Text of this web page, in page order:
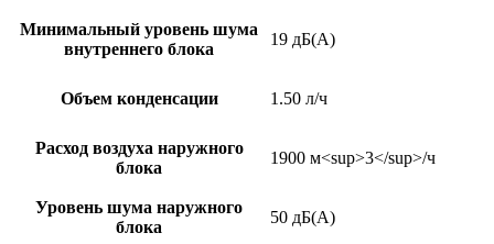
Минимальный уровень шума
внутреннего блока
19 дБ(А)
Объем конденсации 1.50 л/ч
Расход воздуха наружного
блока
1900 м<sup>3</sup>/ч
Уровень шума наружного
блока
50 дБ(А)